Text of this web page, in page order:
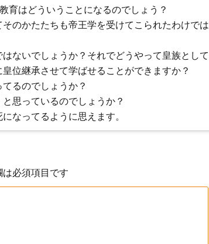
育はどういうことになるのでしょう？
のかたたちも帝王学を受けてこられたわけでは
ないでしょうか？それでどうやって皇族として
位継承させて学ばせることができますか？
るのでしょうか？
思っているのでしょうか？
なってるように思えます。
必須項目です